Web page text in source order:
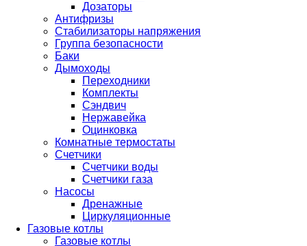
Дозаторы
Антифризы
Стабилизаторы напряжения
Группа безопасности
Баки
Дымоходы
Переходники
Комплекты
Сэндвич
Нержавейка
Оцинковка
Комнатные термостаты
Счетчики
Счетчики воды
Счетчики газа
Насосы
Дренажные
Циркуляционные
Газовые котлы
Газовые котлы